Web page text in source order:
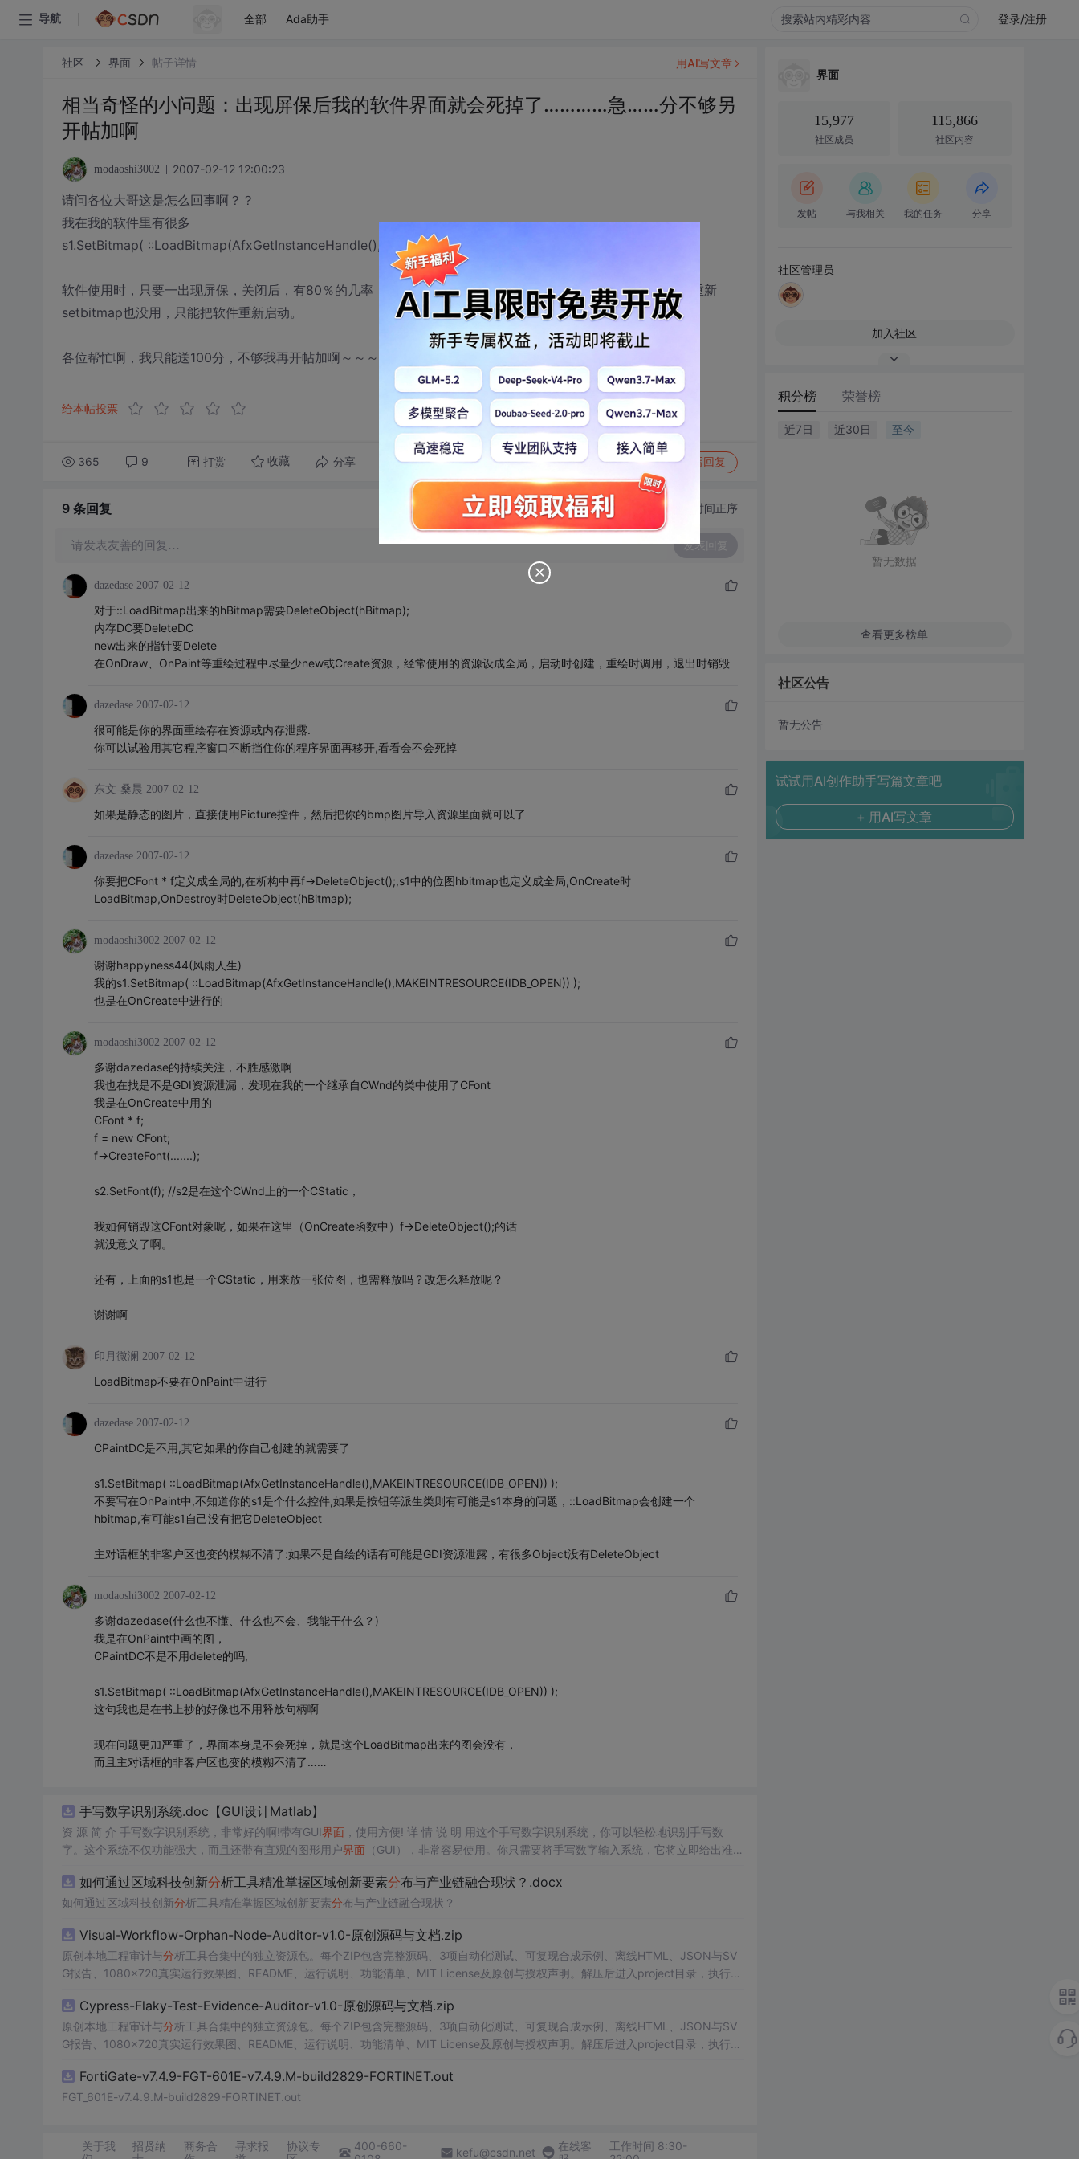
导航 全部 Ada助手 登录/注册
社区 界面 帖子详情
相当奇怪的小问题：出现屏保后我的软件界面就会死掉了…………急……分不够另
开帖加啊
modaoshi3002 2007-02-12 12:00:23
请问各位大哥这是怎么回事啊？？
我在我的软件里有很多
s1.SetBitmap( ::LoadBitmap(AfxGetInstanceHandle(),MAKEINTRESOURCE(IDB_OPEN)) );
软件使用时，只要一出现屏保，关闭后，有80％的几率，有很多一部分用setbitmap加上去的图片就没有了，再重新
setbitmap也没用，只能把软件重新启动。
各位帮忙啊，我只能送100分，不够我再开帖加啊～～～～～～～～
给本帖投票
365 9 打赏 收藏 分享 转发到动态 举报 写回复
用AI写文章
9 条回复 切换为时间正序
请发表友善的回复… 发表回复
dazedase 2007-02-12
对于::LoadBitmap出来的hBitmap需要DeleteObject(hBitmap);
内存DC要DeleteDC
new出来的指针要Delete
在OnDraw、OnPaint等重绘过程中尽量少new或Create资源，经常使用的资源设成全局，启动时创建，重绘时调用，退出时销毁
dazedase 2007-02-12
很可能是你的界面重绘存在资源或内存泄露.
你可以试验用其它程序窗口不断挡住你的程序界面再移开,看看会不会死掉
东文-桑晨 2007-02-12
如果是静态的图片，直接使用Picture控件，然后把你的bmp图片导入资源里面就可以了
dazedase 2007-02-12
你要把CFont * f定义成全局的,在析构中再f->DeleteObject();,s1中的位图hbitmap也定义成全局,OnCreate时
LoadBitmap,OnDestroy时DeleteObject(hBitmap);
modaoshi3002 2007-02-12
谢谢happyness44(风雨人生)
我的s1.SetBitmap( ::LoadBitmap(AfxGetInstanceHandle(),MAKEINTRESOURCE(IDB_OPEN)) );
也是在OnCreate中进行的
modaoshi3002 2007-02-12
多谢dazedase的持续关注，不胜感激啊
我也在找是不是GDI资源泄漏，发现在我的一个继承自CWnd的类中使用了CFont
我是在OnCreate中用的
CFont * f;
f = new CFont;
f->CreateFont(.......);
s2.SetFont(f); //s2是在这个CWnd上的一个CStatic，
我如何销毁这CFont对象呢，如果在这里（OnCreate函数中）f->DeleteObject();的话
就没意义了啊。
还有，上面的s1也是一个CStatic，用来放一张位图，也需释放吗？改怎么释放呢？
谢谢啊
印月微澜 2007-02-12
LoadBitmap不要在OnPaint中进行
dazedase 2007-02-12
CPaintDC是不用,其它如果的你自己创建的就需要了
s1.SetBitmap( ::LoadBitmap(AfxGetInstanceHandle(),MAKEINTRESOURCE(IDB_OPEN)) );
不要写在OnPaint中,不知道你的s1是个什么控件,如果是按钮等派生类则有可能是s1本身的问题，::LoadBitmap会创建一个
hbitmap,有可能s1自己没有把它DeleteObject
主对话框的非客户区也变的模糊不清了:如果不是自绘的话有可能是GDI资源泄露，有很多Object没有DeleteObject
modaoshi3002 2007-02-12
多谢dazedase(什么也不懂、什么也不会、我能干什么？)
我是在OnPaint中画的图，
CPaintDC不是不用delete的吗,
s1.SetBitmap( ::LoadBitmap(AfxGetInstanceHandle(),MAKEINTRESOURCE(IDB_OPEN)) );
这句我也是在书上抄的好像也不用释放句柄啊
现在问题更加严重了，界面本身是不会死掉，就是这个LoadBitmap出来的图会没有，
而且主对话框的非客户区也变的模糊不清了……
手写数字识别系统.doc【GUI设计Matlab】
资 源 简 介 手写数字识别系统，非常好的啊!带有GUI界面，使用方便! 详 情 说 明 用这个手写数字识别系统，你可以轻松地识别手写数
字。这个系统不仅功能强大，而且还带有直观的图形用户界面（GUI），非常容易使用。你只需要将手写数字输入系统，它将立即给出准确
便和实用的工具，你一定会喜欢它的！
如何通过区域科技创新分析工具精准掌握区域创新要素分布与产业链融合现状？.docx
如何通过区域科技创新分析工具精准掌握区域创新要素分布与产业链融合现状？
Visual-Workflow-Orphan-Node-Auditor-v1.0-原创源码与文档.zip
原创本地工程审计与分析工具合集中的独立资源包。每个ZIP包含完整源码、3项自动化测试、可复现合成示例、离线HTML、JSON与SV
G报告、1080×720真实运行效果图、README、运行说明、功能清单、MIT License及原创与授权声明。解压后进入project目录，执行np
源码、Logo、官方截图、论文、生产日志或其他受限素材。适合前端开发、AI应用工程、测试审计和课程实践。
Cypress-Flaky-Test-Evidence-Auditor-v1.0-原创源码与文档.zip
原创本地工程审计与分析工具合集中的独立资源包。每个ZIP包含完整源码、3项自动化测试、可复现合成示例、离线HTML、JSON与SV
G报告、1080×720真实运行效果图、README、运行说明、功能清单、MIT License及原创与授权声明。解压后进入project目录，执行np
源码、Logo、官方截图、论文、生产日志或其他受限素材。适合前端开发、AI应用工程、测试审计和课程实践。
FortiGate-v7.4.9-FGT-601E-v7.4.9.M-build2829-FORTINET.out
FGT_601E-v7.4.9.M-build2829-FORTINET.out
关于我
招贤纳
商务合
寻求报
协议专
400-660-
kefu@csdn.net
在线客
工作时间 8:30-
界面
15,977
社区成员
115,866
社区内容
发帖 与我相关 我的任务 分享
社区管理员
加入社区
积分榜 荣誉榜
近7日 近30日 至今
暂无数据
查看更多榜单
社区公告
暂无公告
试试用AI创作助手写篇文章吧
+ 用AI写文章